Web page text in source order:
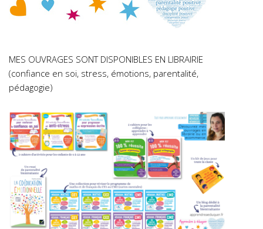
MES OUVRAGES SONT DISPONIBLES EN LIBRAIRIE
(confiance en soi, stress, émotions, parentalité,
pédagogie)